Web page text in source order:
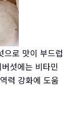
으로 맛이 부드럽
섯에는 비타민
력 강화에 도움